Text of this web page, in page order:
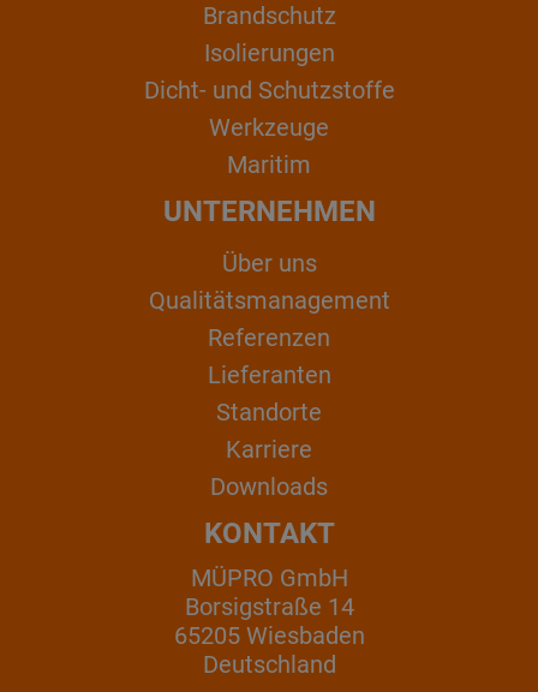
Brandschutz
Isolierungen
Dicht- und Schutzstoffe
Werkzeuge
Maritim
UNTERNEHMEN
Über uns
Qualitätsmanagement
Referenzen
Lieferanten
Standorte
Karriere
Downloads
KONTAKT
MÜPRO GmbH
Borsigstraße 14
65205 Wiesbaden
Deutschland